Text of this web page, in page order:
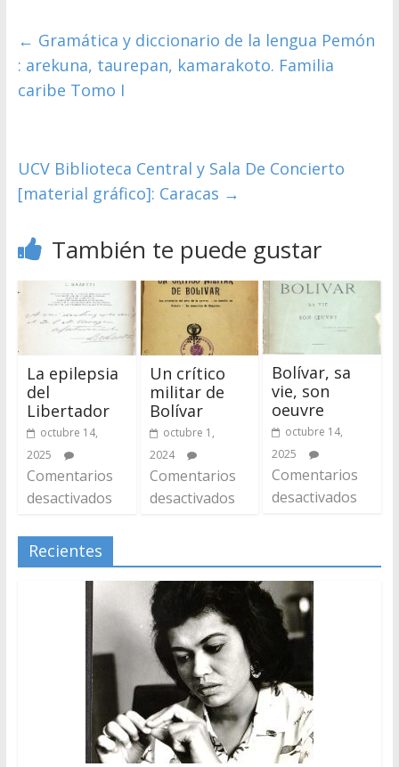
← Gramática y diccionario de la lengua Pemón
: arekuna, taurepan, kamarakoto. Familia
caribe Tomo I
UCV Biblioteca Central y Sala De Concierto
[material gráfico]: Caracas →
También te puede gustar
La epilepsia
del
Libertador
octubre 14,
2025
Comentarios
desactivados
Un crítico
militar de
Bolívar
octubre 1,
2024
Comentarios
desactivados
Bolívar, sa
vie, son
oeuvre
octubre 14,
2025
Comentarios
desactivados
Recientes